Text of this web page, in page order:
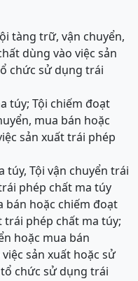
tàng trữ, vận chuyển,
dùng vào việc sản
chức sử dụng trái
túy; Tội chiếm đoạt
mua bán hoặc
sản xuất trái phép
túy, Tội vận chuyển trái
phép chất ma túy
bán hoặc chiếm đoạt
trái phép chất ma túy;
hoặc mua bán
sản xuất hoặc sử
chức sử dụng trái